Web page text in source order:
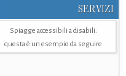
SERVIZI
Spiagge accessibili a disabili:
questa è un esempio da seguire